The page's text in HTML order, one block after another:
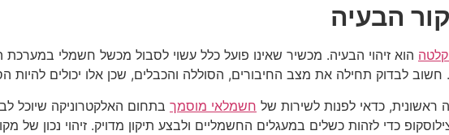
הבעיה
הוא זיהוי הבעיה. מכשיר שאינו פועל כלל עשוי לסבול מכשל חשמלי
חשוב לבדוק תחילה את מצב החיבורים, הסוללה והכבלים, שכן אלו יכולים להיות
כדאי לפנות לשירות של חשמלאי מוסמך בתחום האלקטרוניקה שיוכל
כדי לזהות כשלים במעגלים החשמליים ולבצע תיקון מדויק. זיהוי נכון של